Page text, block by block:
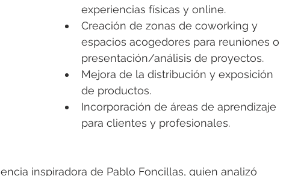
experiencias físicas y online.
Creación de zonas de coworking y
espacios acogedores para reuniones o
presentación/análisis de proyectos.
Mejora de la distribución y exposición
de productos.
Incorporación de áreas de aprendizaje
para clientes y profesionales.
inspiradora de Pablo Foncillas, quien analizó